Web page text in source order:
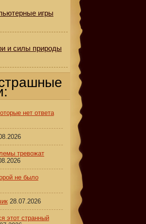
игры
и силы природы
нет ответа
тревожат
не было
28.07.2026
этот странный